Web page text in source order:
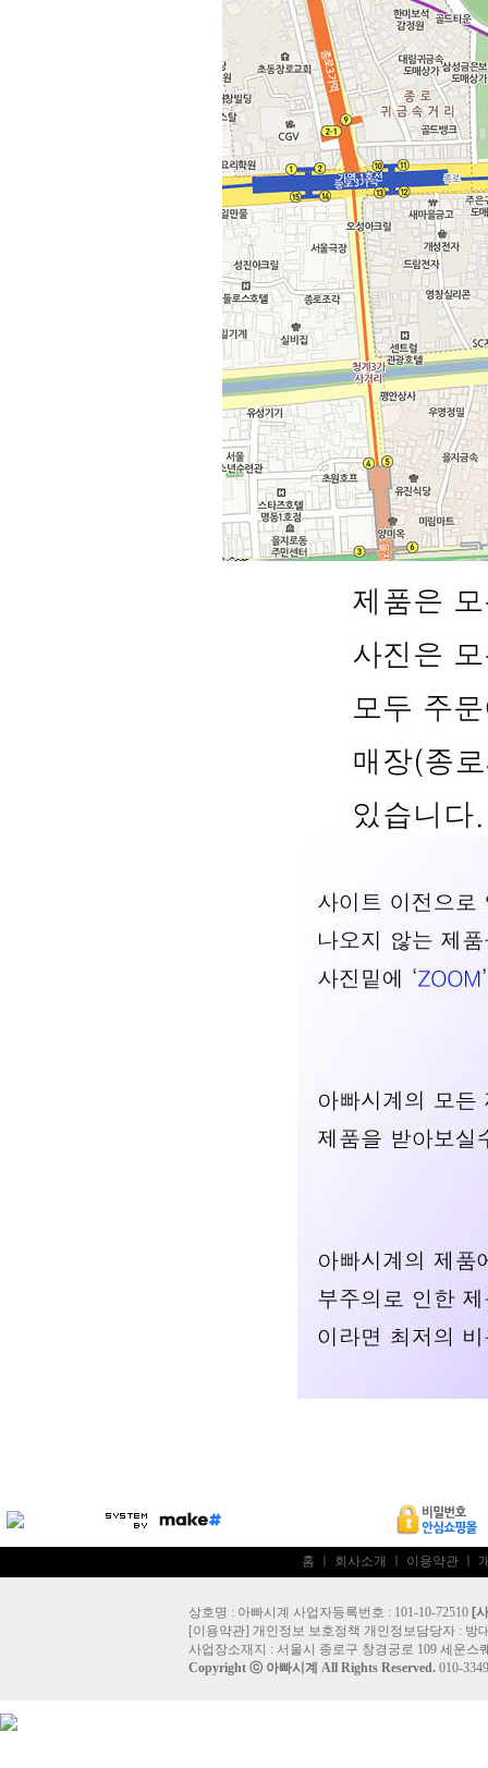
홈 회사소개 이용약관
상호명 : 아빠시계 사업자등록번호 : 101-10-72510 [
[이용약관] 개인정보 보호정책 개인정보담당자 : 방
사업장소재지 : 서울시 종로구 창경궁로 109 세운스
Copyright ⓒ 아빠시계 All Rights Reserved. 010-